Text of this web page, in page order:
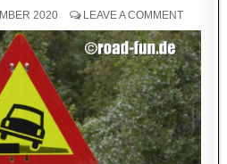
2020 LEAVE A COMMENT